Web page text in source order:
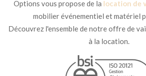
Options vous propose de la location de
mobilier événementiel et matériel
Découvrez l'ensemble de notre offre de
à la location.